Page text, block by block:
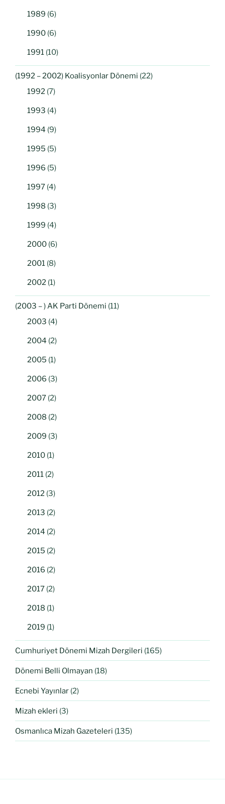
1989 (6)
1990 (6)
1991 (10)
(1992 – 2002) Koalisyonlar Dönemi (22)
1992 (7)
1993 (4)
1994 (9)
1995 (5)
1996 (5)
1997 (4)
1998 (3)
1999 (4)
2000 (6)
2001 (8)
2002 (1)
(2003 – ) AK Parti Dönemi (11)
2003 (4)
2004 (2)
2005 (1)
2006 (3)
2007 (2)
2008 (2)
2009 (3)
2010 (1)
2011 (2)
2012 (3)
2013 (2)
2014 (2)
2015 (2)
2016 (2)
2017 (2)
2018 (1)
2019 (1)
Cumhuriyet Dönemi Mizah Dergileri (165)
Dönemi Belli Olmayan (18)
Ecnebi Yayınlar (2)
Mizah ekleri (3)
Osmanlıca Mizah Gazeteleri (135)